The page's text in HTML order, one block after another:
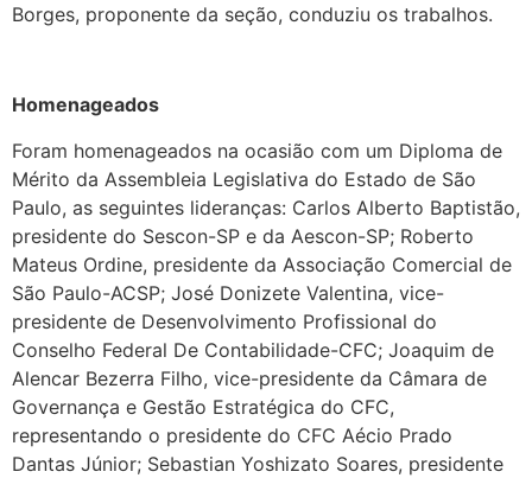
Borges, proponente da seção, conduziu os trabalhos.
Homenageados
Foram homenageados na ocasião com um Diploma de
Mérito da Assembleia Legislativa do Estado de São
Paulo, as seguintes lideranças: Carlos Alberto Baptistão,
presidente do Sescon-SP e da Aescon-SP; Roberto
Mateus Ordine, presidente da Associação Comercial de
São Paulo-ACSP; José Donizete Valentina, vice-
presidente de Desenvolvimento Profissional do
Conselho Federal De Contabilidade-CFC; Joaquim de
Alencar Bezerra Filho, vice-presidente da Câmara de
Governança e Gestão Estratégica do CFC,
representando o presidente do CFC Aécio Prado
Dantas Júnior; Sebastian Yoshizato Soares, presidente